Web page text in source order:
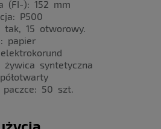
(FI-): 152 mm
P500
tak, 15 otworowy.
papier
żywica syntetyczna
50 szt.